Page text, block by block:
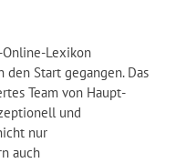
Lexikon
den Start gegangen. Das
Team von Haupt-
und
nur
auch